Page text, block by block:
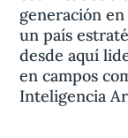
generación
un país
desde aquí
en campos
Inteligencia